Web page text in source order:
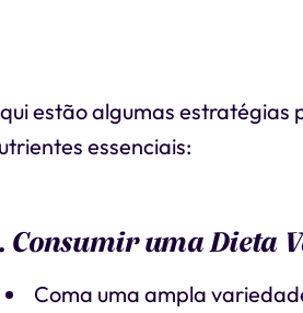
estão algumas estratégias
essenciais:
Consumir uma Dieta
Coma uma ampla